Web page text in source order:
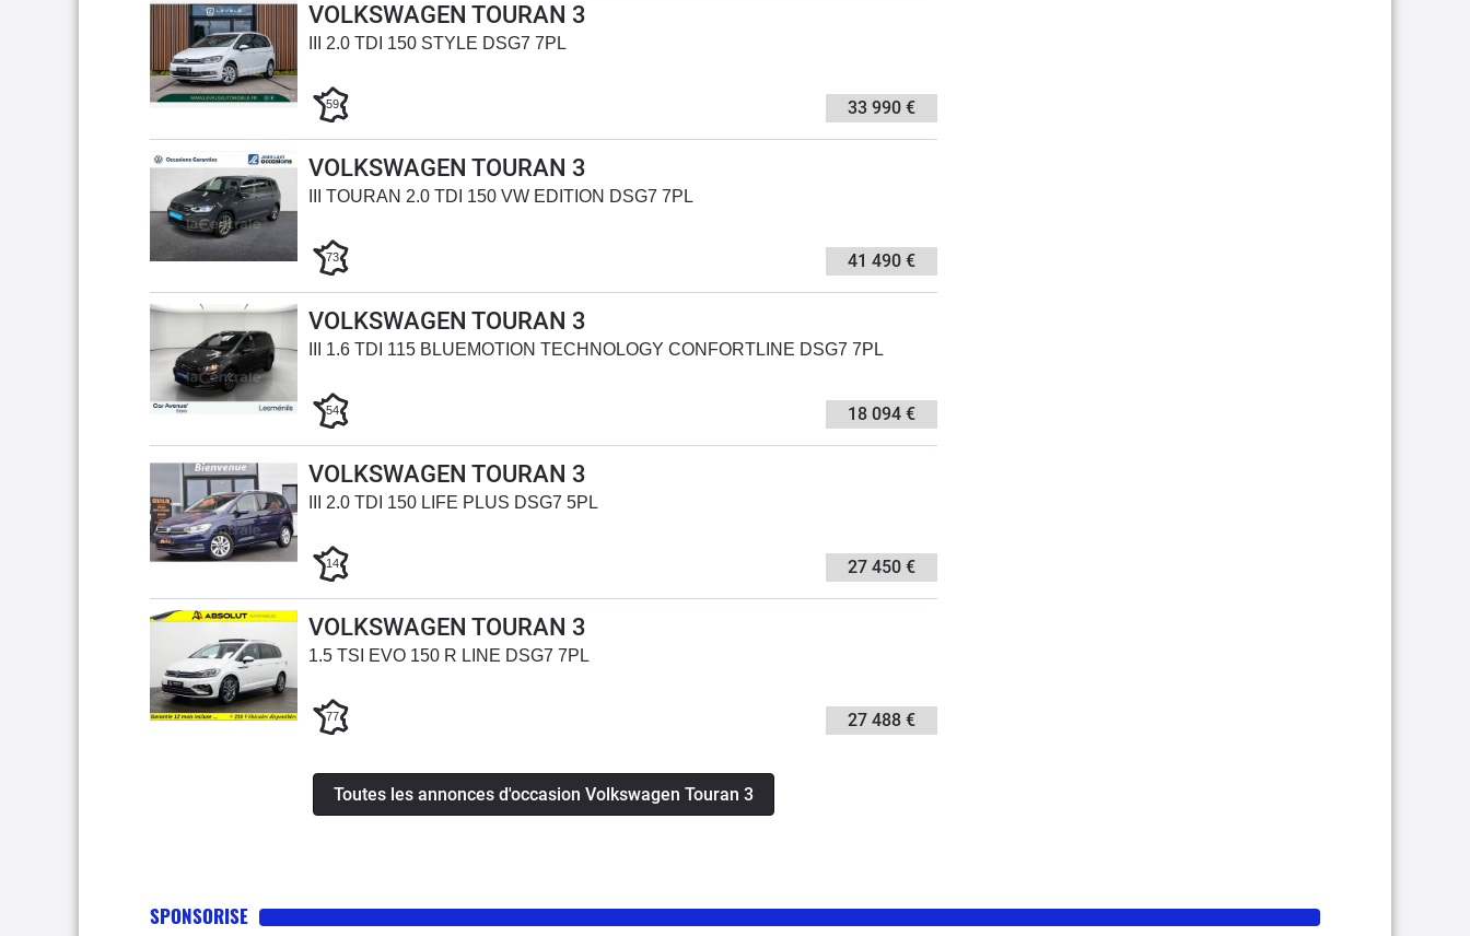
VOLKSWAGEN TOURAN 3
III 2.0 TDI 150 STYLE DSG7 7PL
59 33 990 €
VOLKSWAGEN TOURAN 3
III TOURAN 2.0 TDI 150 VW EDITION DSG7 7PL
73 41 490 €
VOLKSWAGEN TOURAN 3
III 1.6 TDI 115 BLUEMOTION TECHNOLOGY CONFORTLINE DSG7 7PL
54 18 094 €
VOLKSWAGEN TOURAN 3
III 2.0 TDI 150 LIFE PLUS DSG7 5PL
14 27 450 €
VOLKSWAGEN TOURAN 3
1.5 TSI EVO 150 R LINE DSG7 7PL
77 27 488 €
Toutes les annonces d'occasion Volkswagen Touran 3
SPONSORISE